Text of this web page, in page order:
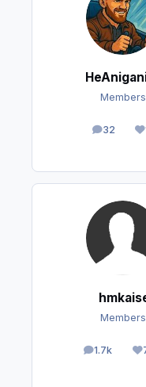
Members
32
posts
Members
1.7k
posts